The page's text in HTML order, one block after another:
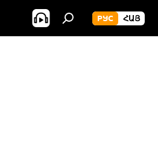
РУС ՀԱՅ